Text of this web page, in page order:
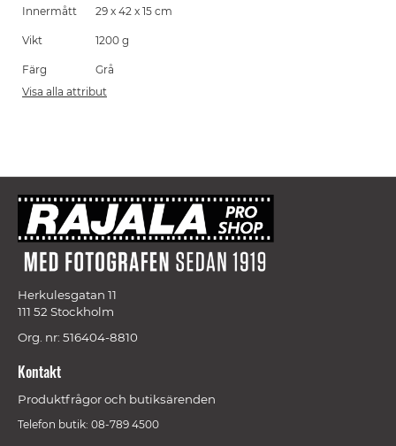
Innermått 29 x 42 x 15 cm
Vikt 1200 g
Färg
Grå
Visa alla attribut
Herkulesgatan 11
111 52 Stockholm
Org. nr: 516404-8810
Kontakt
Produktfrågor och butiksärenden
Telefon butik: 08-789 4500